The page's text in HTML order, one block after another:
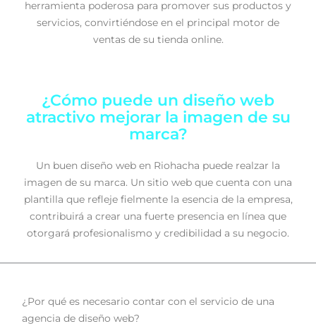
herramienta poderosa para promover sus productos y
servicios, convirtiéndose en el principal motor de
ventas de su tienda online.
¿Cómo puede un diseño web
atractivo mejorar la imagen de su
marca?
Un buen diseño web en Riohacha puede realzar la
imagen de su marca. Un sitio web que cuenta con una
plantilla que refleje fielmente la esencia de la empresa,
contribuirá a crear una fuerte presencia en línea que
otorgará profesionalismo y credibilidad a su negocio.
¿Por qué es necesario contar con el servicio de una
agencia de diseño web?